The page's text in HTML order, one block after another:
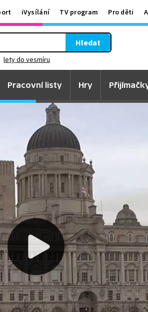
iVysílání TV program Pro děti
Hledat
lety do vesmíru
Pracovní listy Hry